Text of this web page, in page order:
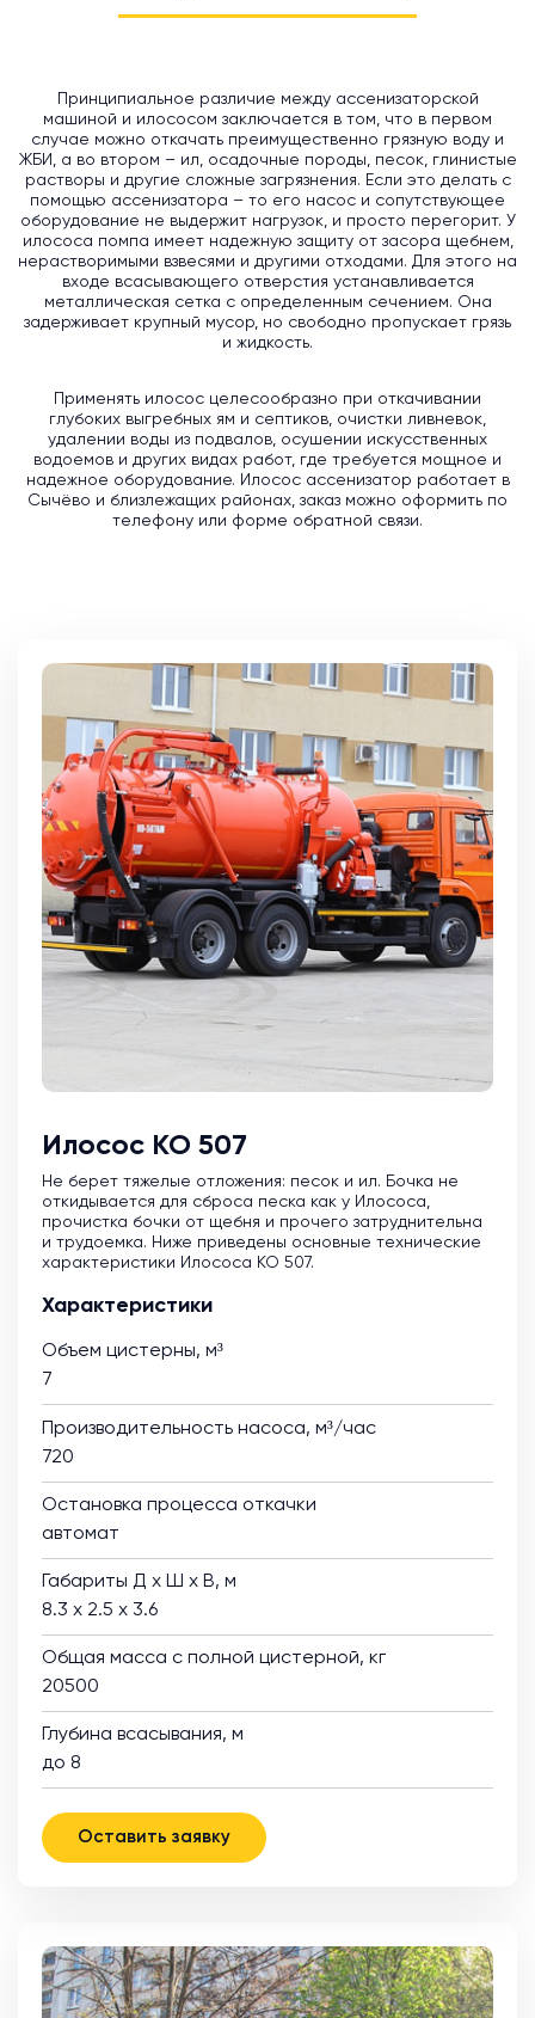
Принципиальное различие между ассенизаторской
машиной и илососом заключается в том, что в первом
случае можно откачать преимущественно грязную воду и
ЖБИ, а во втором – ил, осадочные породы, песок, глинистые
растворы и другие сложные загрязнения. Если это делать с
помощью ассенизатора – то его насос и сопутствующее
оборудование не выдержит нагрузок, и просто перегорит. У
илососа помпа имеет надежную защиту от засора щебнем,
нерастворимыми взвесями и другими отходами. Для этого на
входе всасывающего отверстия устанавливается
металлическая сетка с определенным сечением. Она
задерживает крупный мусор, но свободно пропускает грязь
и жидкость.
Применять илосос целесообразно при откачивании
глубоких выгребных ям и септиков, очистки ливневок,
удалении воды из подвалов, осушении искусственных
водоемов и других видах работ, где требуется мощное и
надежное оборудование. Илосос ассенизатор работает в
Сычёво и близлежащих районах, заказ можно оформить по
телефону или форме обратной связи.
Илосос КО 507
Не берет тяжелые отложения: песок и ил. Бочка не
откидывается для сброса песка как у Илососа,
прочистка бочки от щебня и прочего затруднительна
и трудоемка. Ниже приведены основные технические
характеристики Илососа КО 507.
Характеристики
Объем цистерны, м³
7
Производительность насоса, м³/час
720
Остановка процесса откачки
автомат
Габариты Д х Ш х В, м
8.3 х 2.5 х 3.6
Общая масса с полной цистерной, кг
20500
Глубина всасывания, м
до 8
Оставить заявку